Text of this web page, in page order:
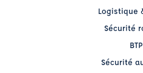
Logistique
Sécurité
BTP
Sécurité